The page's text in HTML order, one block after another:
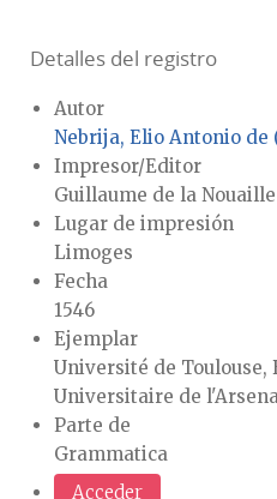
Detalles del registro
Autor
Nebrija, Elio Antonio de
Impresor/Editor
Guillaume de la Nouaille
Lugar de impresión
Limoges
Fecha
1546
Ejemplar
Université de Toulouse,
Universitaire de
Parte de
Grammatica
Acceder